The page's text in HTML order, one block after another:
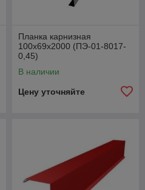
Планка карнизная
100х69х2000 (ПЭ-01-8017-
0,45)
В наличии
Цену уточняйте